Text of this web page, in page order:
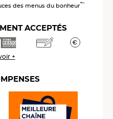
des menus du bonheur™
ACCEPTÉS
+